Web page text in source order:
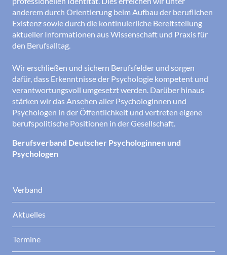
anderem durch Orientierung beim Aufbau der beruflichen
Existenz sowie durch die kontinuierliche Bereitstellung
aktueller Informationen aus Wissenschaft und Praxis für
den Berufsalltag.
Wir erschließen und sichern Berufsfelder und sorgen
dafür, dass Erkenntnisse der Psychologie kompetent und
verantwortungsvoll umgesetzt werden. Darüber hinaus
stärken wir das Ansehen aller Psychologinnen und
Psychologen in der Öffentlichkeit und vertreten eigene
berufspolitische Positionen in der Gesellschaft.
Berufsverband Deutscher Psychologinnen und
Psychologen
Verband
Aktuelles
Termine